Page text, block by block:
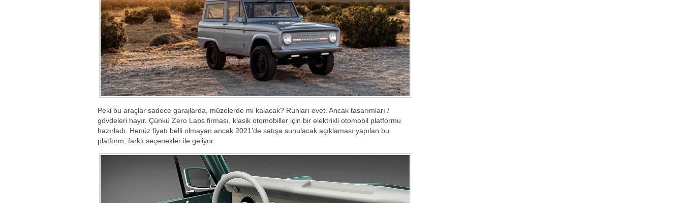
Peki bu araçlar sadece garajlarda, müzelerde mi kalacak? Ruhları evet. Ancak tasarımları /
gövdeleri hayır. Çünkü Zero Labs firması, klasik otomobiller için bir elektrikli otomobil platformu
hazırladı. Henüz fiyatı belli olmayan ancak 2021’de satışa sunulacak açıklaması yapılan bu
platform, farklı seçenekler ile geliyor.